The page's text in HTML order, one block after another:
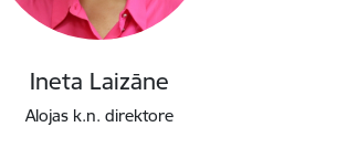
Ineta Laizāne
Alojas k.n. direktore